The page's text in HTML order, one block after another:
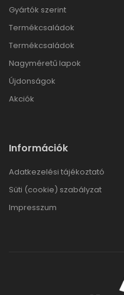
Gyártók szerint
Termékcsaládok
Termékcsaládok
Nagyméretű lapok
Újdonságok
Akciók
Információk
Adatkezelési tájékoztató
Süti (cookie) szabályzat
Impresszum